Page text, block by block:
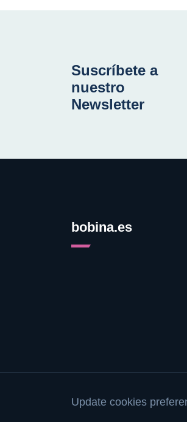
Suscríbete a
nuestro
Newsletter
bobina.es
Update cookies